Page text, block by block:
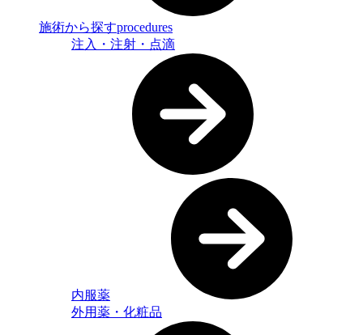
施術から探すprocedures
注入・注射・点滴
内服薬
外用薬・化粧品